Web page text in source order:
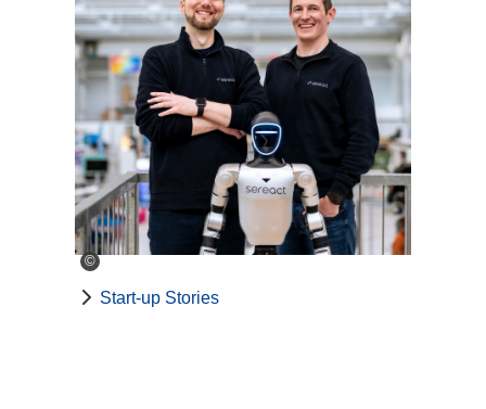
©
Start-up Stories